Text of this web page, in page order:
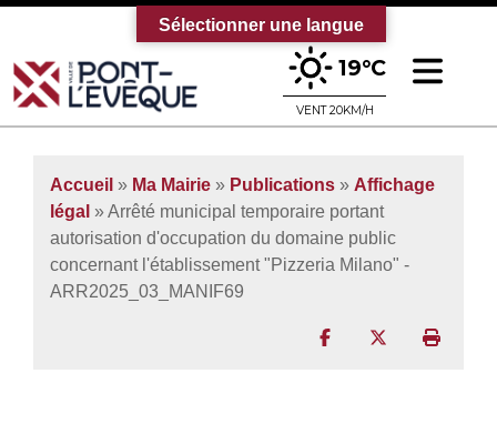
Bienvenue sur le site officiel de la
19°C
VENT 20KM/H
Accueil » Ma Mairie » Publications » Affichage
légal » Arrêté municipal temporaire portant
autorisation d'occupation du domaine public
concernant l'établissement "Pizzeria Milano" -
ARR2025_03_MANIF69
Partager surPartager sur
Sélectionner une langue